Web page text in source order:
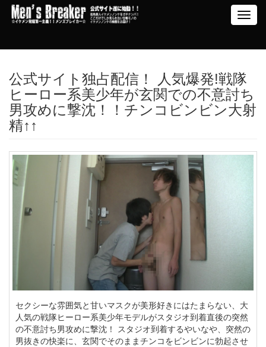
公式サイト独占配信！ 人気爆発!戦隊
ヒーロー系美少年が玄関での不意討ち
男攻めに撃沈！！チンコビンビン大射
精↑↑
セクシーな雰囲気と甘いマスクが美形好きにはたまらない、大
人気の戦隊ヒーロー系美少年モデルがスタジオ到着直後の突然
の不意討ち男攻めに撃沈！ スタジオ到着するやいなや、突然の
男抜きの快楽に、玄関でそのままチンコをビンビンに勃起させ